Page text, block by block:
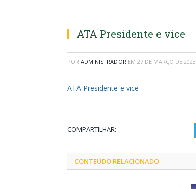
ATA Presidente e vice
POR ADMINISTRADOR EM 27 DE MARÇO DE 2023
ATA Presidente e vice
COMPARTILHAR:
CONTEÚDO RELACIONADO